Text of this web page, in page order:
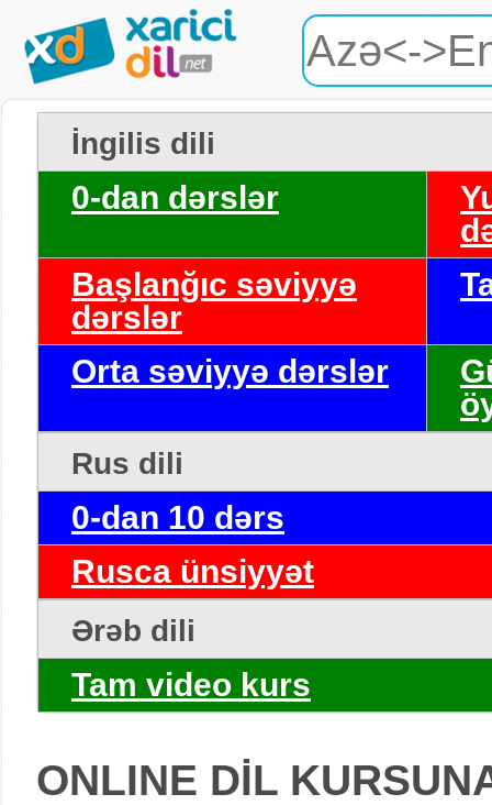
İngilis dili
0-dan dərslər
Başlanğıc səviyyə
dərslər
Orta səviyyə dərslər
Rus dili
0-dan 10 dərs
Rusca ünsiyyət
Ərəb dili
Tam video kurs
ONLINE DİL